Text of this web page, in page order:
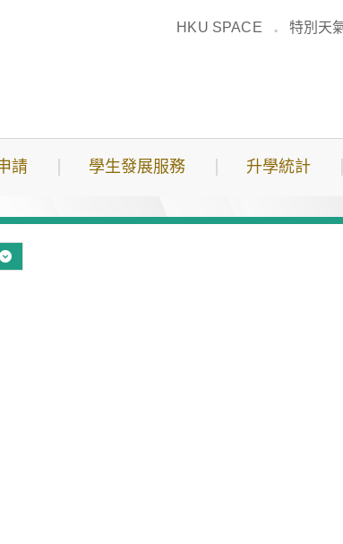
HKU SPACE 特別天
請 學生發展服務 升學統計